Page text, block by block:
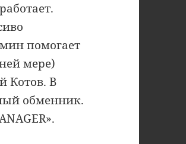
помогает
мере)
Котов. В
обменник.